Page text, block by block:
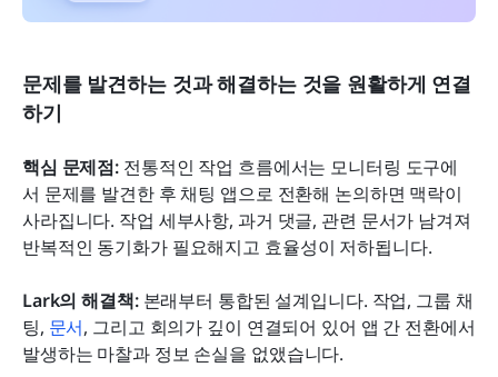
문제를 발견하는 것과 해결하는 것을 원활하게 연결
하기
핵심 문제점: 전통적인 작업 흐름에서는 모니터링 도구에
서 문제를 발견한 후 채팅 앱으로 전환해 논의하면 맥락이
사라집니다. 작업 세부사항, 과거 댓글, 관련 문서가 남겨져
반복적인 동기화가 필요해지고 효율성이 저하됩니다.
Lark의 해결책: 본래부터 통합된 설계입니다. 작업, 그룹 채
팅, 문서, 그리고 회의가 깊이 연결되어 있어 앱 간 전환에서
발생하는 마찰과 정보 손실을 없앴습니다.